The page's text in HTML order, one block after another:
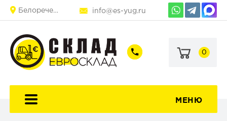
Белореченск info@es-yug.ru
+7
60-
+7
69-
0
МЕНЮ